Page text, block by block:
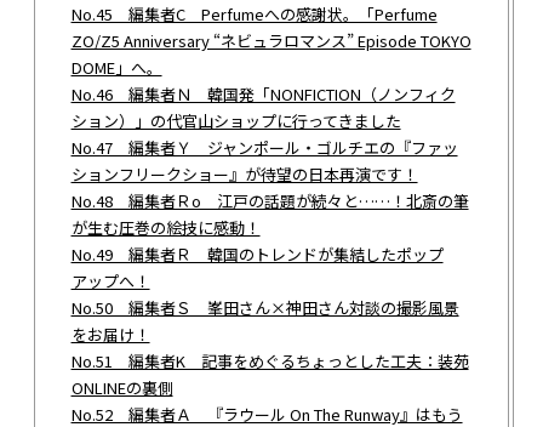
No.45 編集者C Perfumeへの感謝状。「Perfume
ZO/Z5 Anniversary “ネビュラロマンス” Episode TOKYO
DOME」へ。
No.46 編集者Ｎ 韓国発「NONFICTION（ノンフィク
ション）」の代官山ショップに行ってきました
No.47 編集者Ｙ ジャンポール・ゴルチエの『ファッ
ションフリークショー』が待望の日本再演です！
No.48 編集者Ｒo 江戸の話題が続々と……！北斎の筆
が生む圧巻の絵技に感動！
No.49 編集者Ｒ 韓国のトレンドが集結したポップ
アップへ！
No.50 編集者Ｓ 峯田さん×神田さん対談の撮影風景
をお届け！
No.51 編集者K 記事をめぐるちょっとした工夫：装苑
ONLINEの裏側
No.52 編集者Ａ 『ラウール On The Runway』はもう